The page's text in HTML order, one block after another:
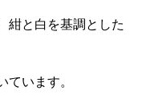
紺と白を基調とした
ています。